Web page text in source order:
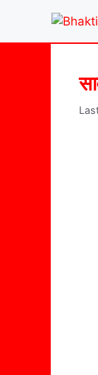
content